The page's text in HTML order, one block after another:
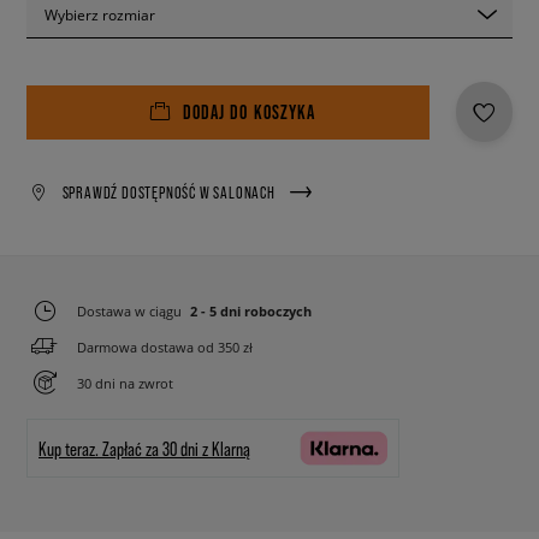
Wybierz rozmiar
DODAJ DO KOSZYKA
SPRAWDŹ DOSTĘPNOŚĆ W SALONACH
Dostawa w ciągu 2 - 5 dni roboczych
Darmowa dostawa od 350 zł
30 dni na zwrot
Kup teraz. Zapłać za 30 dni z Klarną